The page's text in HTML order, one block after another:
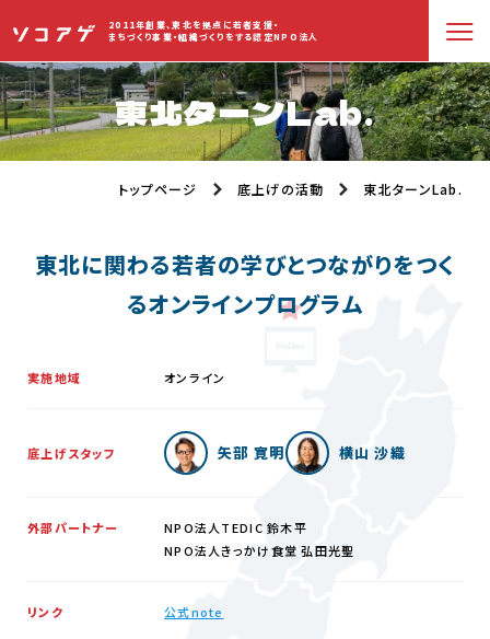
2011年創業、東北を拠点に若者支援・
まちづくり事業・組織づくりをする認定NPO法人
東北ターンLab.
トップページ 底上げの活動 東北ターンLab.
東北に関わる若者の学びとつながりをつく
るオンラインプログラム
実施地域 オンライン
底上げスタッフ 矢部 寛明 横山 沙織
外部パートナー
NPO法人TEDIC 鈴木平
NPO法人きっかけ食堂 弘田光聖
リンク 公式note